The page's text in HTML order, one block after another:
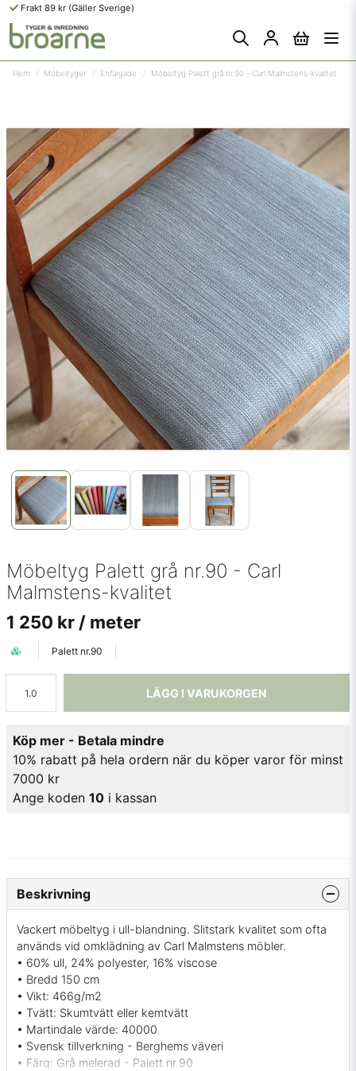
Frakt 89 kr (Gäller Sverige)
Hem Möbeltyger Enfärgade Möbeltyg Palett grå nr.90 - Carl Malmstens-kvalitet
Möbeltyg Palett grå nr.90 - Carl
Malmstens-kvalitet
1 250 kr / meter
Palett nr.90
LÄGG I VARUKORGEN
Köp mer - Betala mindre
10% rabatt på hela ordern när du köper varor för minst
7000 kr
Ange koden 10 i kassan
Beskrivning
Vackert möbeltyg i ull-blandning. Slitstark kvalitet som ofta
används vid omklädning av Carl Malmstens möbler.
• 60% ull, 24% polyester, 16% viscose
• Bredd 150 cm
• Vikt: 466g/m2
• Tvätt: Skumtvätt eller kemtvätt
• Martindale värde: 40000
• Svensk tillverkning - Berghems väveri
• Färg: Grå melerad - Palett nr.90